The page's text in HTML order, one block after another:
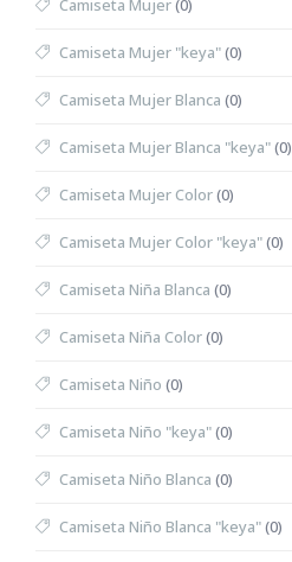
Camiseta Mujer(0)
Camiseta Mujer "keya"(0)
Camiseta Mujer Blanca (0)
Camiseta Mujer Blanca "keya"(0)
Camiseta Mujer Color(0)
Camiseta Mujer Color "keya"(0)
Camiseta Niña Blanca (0)
Camiseta Niña Color(0)
Camiseta Niño (0)
Camiseta Niño "keya"(0)
Camiseta Niño Blanca (0)
Camiseta Niño Blanca "keya"(0)